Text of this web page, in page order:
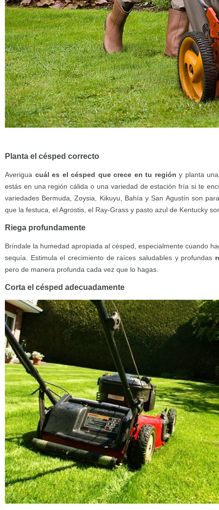
Planta el césped correcto
Averigua cuál es el césped que crece en tu región y planta
estás en una región cálida o una variedad de estación fría si te
variedades Bermuda, Zoysia, Kikuyu, Bahía y San Agustín son
que la festuca, el Agrostis, el Ray-Grass y pasto azul de Kentucky
Riega profundamente
Bríndale la humedad apropiada al césped, especialmente cuando
sequía. Estimula el crecimiento de raíces saludables y profundas
pero de manera profunda cada vez que lo hagas.
Corta el césped adecuadamente